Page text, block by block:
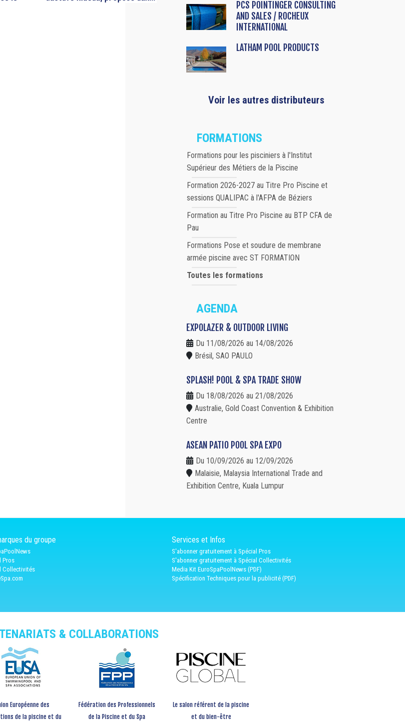
PCS POINTINGER CONSULTING
AND SALES / ROCHEUX
INTERNATIONAL
LATHAM POOL PRODUCTS
Voir les autres distributeurs
FORMATIONS
Formations pour les pisciniers à l'Institut
Supérieur des Métiers de la Piscine
Formation 2026-2027 au Titre Pro Piscine et
sessions QUALIPAC à l'AFPA de Béziers
Formation au Titre Pro Piscine au BTP CFA de
Pau
Formations Pose et soudure de membrane
armée piscine avec ST FORMATION
Toutes les formations
AGENDA
EXPOLAZER & OUTDOOR LIVING
Du 11/08/2026 au 14/08/2026
Brésil, SAO PAULO
SPLASH! POOL & SPA TRADE SHOW
Du 18/08/2026 au 21/08/2026
Australie, Gold Coast Convention & Exhibition
Centre
ASEAN PATIO POOL SPA EXPO
Du 10/09/2026 au 12/09/2026
Malaisie, Malaysia International Trade and
Exhibition Centre, Kuala Lumpur
du groupe
Pros
Collectivités
Services et Infos
S'abonner gratuitement à Spécial Pros
S'abonner gratuitement à Spécial Collectivités
Media Kit EuroSpaPoolNews (PDF)
Spécification Techniques pour la publicité (PDF)
& COLLABORATIONS
Européenne des
de la piscine et du
Fédération des Professionnels
de la Piscine et du Spa
Le salon référent de la piscine
et du bien-être